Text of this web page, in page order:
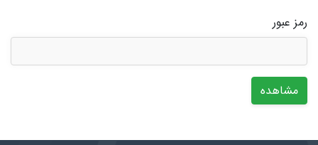
رمز عبور
مشاهده